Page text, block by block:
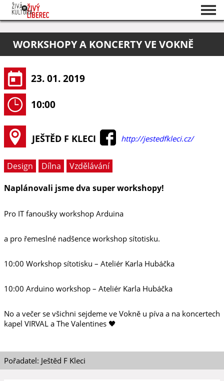
O projektu
Pořadatelé
WORKSHOPY A KONCERTY VE VOKNĚ
23. 01. 2019
10:00
JEŠTĚD F KLECI http://jestedfkleci.cz/
Design Dílna
Vzdělávání
Naplánovali jsme dva super workshopy!
Pro IT fanoušky workshop Arduina
a pro řemeslné nadšence workshop sítotisku.
10:00 Workshop sítotisku – Ateliér Karla Hubáčka
10:00 Arduino workshop – Ateliér Karla Hubáčka
No a večer se všichni sejdeme ve Vokně u píva a na koncertech
kapel VIRVAL a The Valentines 🖤
Pořadatel: Ještěd F Kleci